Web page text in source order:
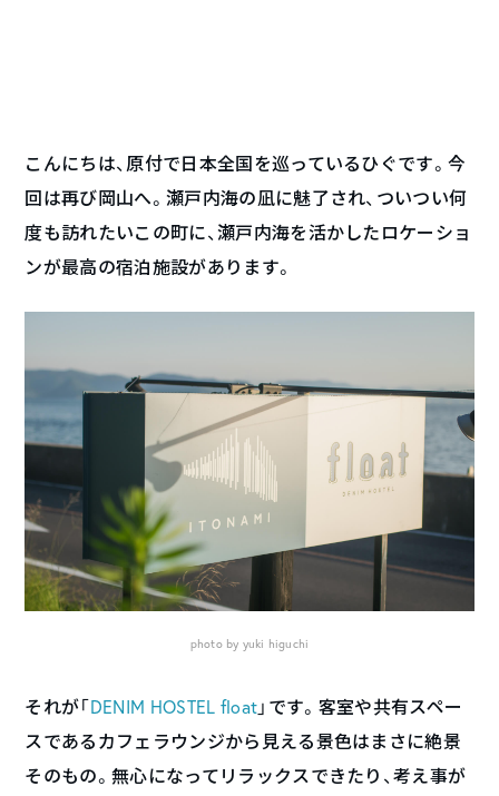
こんにちは、原付で日本全国を巡っているひぐです。今
回は再び岡山へ。瀬戸内海の凪に魅了され、ついつい何
度も訪れたいこの町に、瀬戸内海を活かしたロケーショ
ンが最高の宿泊施設があります。
photo by yuki higuchi
それが「DENIM HOSTEL float」です。客室や共有スペー
スであるカフェラウンジから見える景色はまさに絶景
そのもの。無心になってリラックスできたり、考え事が